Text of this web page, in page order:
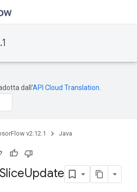
dall'API Cloud Translation
v2.12.1 Java
SliceUpdate